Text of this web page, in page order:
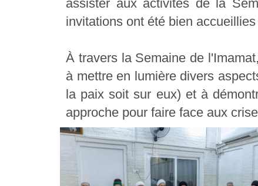
assister aux activités de la
invitations ont été bien
À travers la Semaine de
à mettre en lumière divers
la paix soit sur eux) et à
approche pour faire face aux